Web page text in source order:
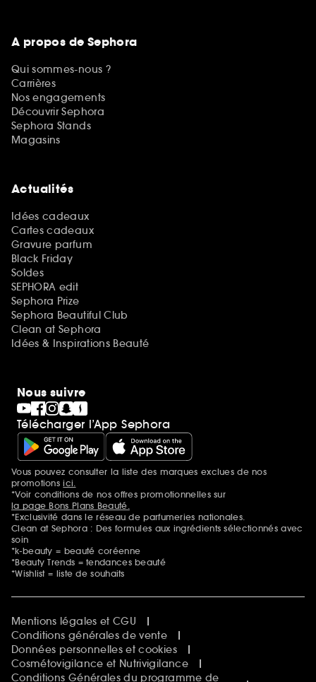
A propos de Sephora
Qui sommes-nous ?
Carrières
Nos engagements
Découvrir Sephora
Sephora Stands
Magasins
Actualités
Idées cadeaux
Cartes cadeaux
Gravure parfum
Black Friday
Soldes
SEPHORA edit
Sephora Prize
Sephora Beautiful Club
Clean at Sephora
Idées & Inspirations Beauté
Nous suivre
Télécharger l’App Sephora
Mentions additionnelles
Vous pouvez consulter la liste des marques exclues de nos
promotionsici.
*Voir conditions de nos offres promotionnelles sur
la page Bons Plans Beauté.
*Exclusivité dans le réseau de parfumeries nationales.
Clean at Sephora : Des formules aux ingrédients sélectionnés avec
soin
*k-beauty = beauté coréenne
*Beauty Trends = tendances beauté
*Wishlist = liste de souhaits
Mentions légales et CGU
Conditions générales de vente
Données personnelles et cookies
Cosmétovigilance et Nutrivigilance
Conditions Générales du programme de